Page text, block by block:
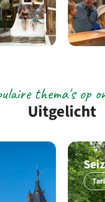
Uitgelicht
thema's op